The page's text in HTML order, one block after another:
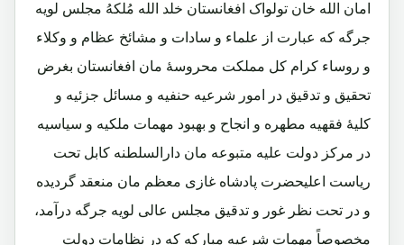
امان الله خان تولواک افغانستان خلد الله مُلکهُ مجلس لویه
جرگه که عبارت از علماء و سادات و مشائخ عظام و وکلاء
و روساء کرام کل مملکت محروسۀ مان افغانستان بغرض
تحقیق و تدقیق در امور شرعیه حنفیه و مسائل جزئیه و
کلیۀ فقهیه مطهره و انجاح و بهبود مهمات ملکیه و سیاسیه
در مرکز دولت علیه متبوعه مان دارالسلطنه کابل تحت
ریاست اعلیحضرت پادشاه غازی معظم مان منعقد گردیده
و در تحت نظر غور و تدقیق مجلس عالی لویه جرگه درآمد،
مخصوصاً مهمات شرعیه مبارکه که در نظامات دولت